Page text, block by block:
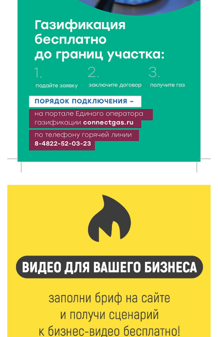
281
Исследование: ежемесячная смена категорий
кешбэка создает волны спроса
6 Авг 2026 16:28 432
Тверские «Романтики» покорили Витебск своей
хореографией
6 Авг 2026 16:08 519
Виталий Королев наградил строителей и
анонсировал новые проекты
6 Авг 2026 16:02 232
Калининские футболисты представят Тверскую
область на всероссийском марафоне «Земля
6 Авг 2026 15:48 581
Голубев проверил школы и детсады Зубцова к 1
6 Авг 2026 15:01 325
От Твери до Москвы: выставка художника